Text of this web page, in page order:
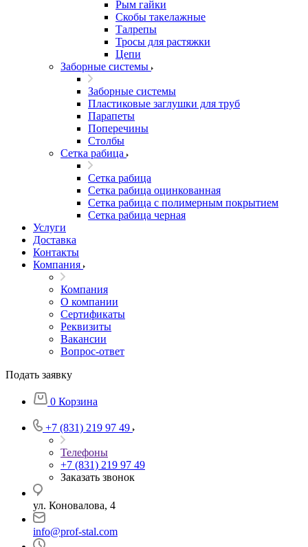
Рым гайки
Скобы такелажные
Талрепы
Тросы для растяжки
Цепи
Заборные системы
Заборные системы
Пластиковые заглушки для труб
Парапеты
Поперечины
Столбы
Сетка рабица
Сетка рабица
Сетка рабица оцинкованная
Сетка рабица с полимерным покрытием
Сетка рабица черная
Услуги
Доставка
Контакты
Компания
Компания
О компании
Сертификаты
Реквизиты
Вакансии
Вопрос-ответ
Подать заявку
0 Корзина
+7 (831) 219 97 49
Телефоны
+7 (831) 219 97 49
Заказать звонок
ул. Коновалова, 4
info@prof-stal.com